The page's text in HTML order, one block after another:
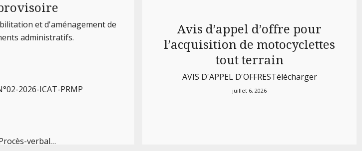
et d'aménagement de
administratifs.
2026-ICAT-PRMP
verbal…
Avis d’appel d’offre pour
l’acquisition de motocyclettes
tout terrain
AVIS D'APPEL D'OFFRESTélécharger
juillet 6, 2026